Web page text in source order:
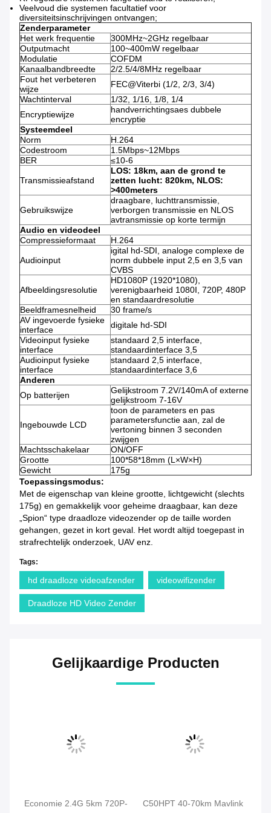
Veelvoud die systemen facultatief voor
diversiteitsinschrijvingen ontvangen;
Zenderparameter
Het werk frequentie
300MHz~2GHz regelbaar
Outputmacht
100~400mW regelbaar
Modulatie
COFDM
Kanaalbandbreedte
2/2.5/4/8MHz regelbaar
Fout het verbeteren
wijze
FEC@Viterbi (1/2, 2/3, 3/4)
Wachtinterval
1/32, 1/16, 1/8, 1/4
Encryptiewijze
handverrichtingsaes dubbele
encryptie
Systeemdeel
Norm
H.264
Codestroom
1.5Mbps~12Mbps
BER
≤10-6
Transmissieafstand
LOS: 18km, aan de grond te
zetten lucht: 820km, NLOS:
>400meters
Gebruikswijze
draagbare, luchttransmissie,
verborgen transmissie en NLOS
avtransmissie op korte termijn
Audio en videodeel
Compressieformaat
H.264
Audioinput
igital hd-SDI, analoge complexe de
norm dubbele input 2,5 en 3,5 van
CVBS
Afbeeldingsresolutie
HD1080P (1920*1080),
verenigbaarheid 1080I, 720P, 480P
en standaardresolutie
Beeldframesnelheid
30 frame/s
AV ingevoerde fysieke
interface
digitale hd-SDI
Videoinput fysieke
interface
standaard 2,5 interface,
standaardinterface 3,5
Audioinput fysieke
interface
standaard 2,5 interface,
standaardinterface 3,6
Anderen
Op batterijen
Gelijkstroom 7.2V/140mA of externe
gelijkstroom 7-16V
Ingebouwde LCD
toon de parameters en pas
parametersfunctie aan, zal de
vertoning binnen 3 seconden
zwijgen
Machtsschakelaar
ON/OFF
Grootte
100*58*18mm (L×W×H)
Gewicht
175g
Toepassingsmodus:
Met de eigenschap van kleine grootte, lichtgewicht (slechts
175g) en gemakkelijk voor geheime draagbaar, kan deze
„Spion“ type draadloze videozender op de taille worden
gehangen, gezet in kort geval. Het wordt altijd toegepast in
strafrechtelijk onderzoek, UAV enz.
Tags:
hd draadloze videoafzender videowifizender
Draadloze HD Video Zender
Gelijkaardige Producten
Economie 2.4G 5km 720P-
C50HPT 40-70km Mavlink